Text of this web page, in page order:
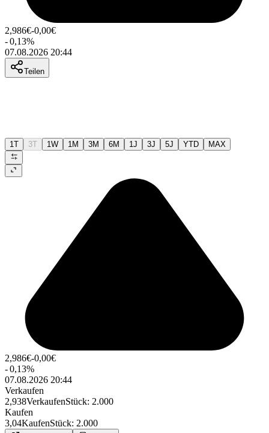
2,986€-0,00€
-0,13%
07.08.2026 20:44
Teilen
1T 3T 1W 1M 3M 6M 1J 3J 5J YTD MAX
2,986€-0,00€
-0,13%
07.08.2026 20:44
Verkaufen
2,938VerkaufenStück: 2.000
Kaufen
3,04KaufenStück: 2.000